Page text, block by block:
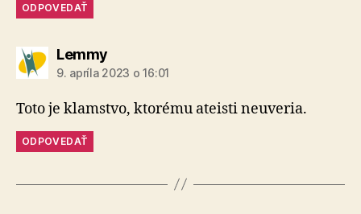
ODPOVEDAŤ
Lemmyhovorí:
9. apríla 2023 o 16:01
Toto je klamstvo, ktorému ateisti neuveria.
ODPOVEDAŤ